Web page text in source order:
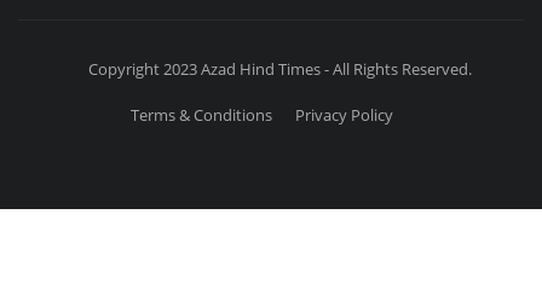
Copyright 2023 Azad Hind Times - All Rights Reserved.
Terms & Conditions Privacy Policy